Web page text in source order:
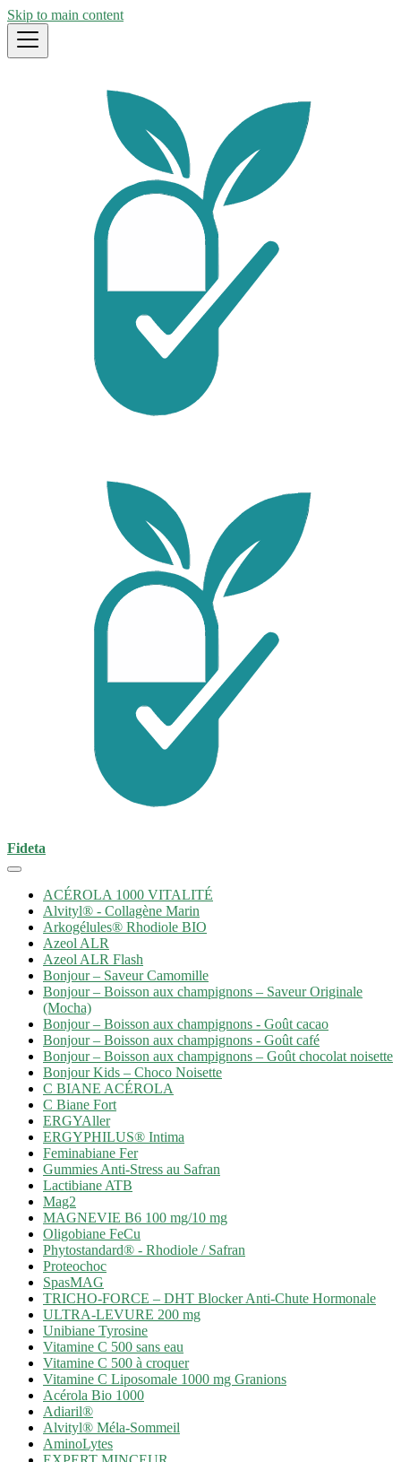
Skip to main content
Fideta
ACÉROLA 1000 VITALITÉ
Alvityl® - Collagène Marin
Arkogélules® Rhodiole BIO
Azeol ALR
Azeol ALR Flash
Bonjour – Saveur Camomille
Bonjour – Boisson aux champignons – Saveur Originale
(Mocha)
Bonjour – Boisson aux champignons - Goût cacao
Bonjour – Boisson aux champignons - Goût café
Bonjour – Boisson aux champignons – Goût chocolat noisette
Bonjour Kids – Choco Noisette
C BIANE ACÉROLA
C Biane Fort
ERGYAller
ERGYPHILUS® Intima
Feminabiane Fer
Gummies Anti-Stress au Safran
Lactibiane ATB
Mag2
MAGNEVIE B6 100 mg/10 mg
Oligobiane FeCu
Phytostandard® - Rhodiole / Safran
Proteochoc
SpasMAG
TRICHO-FORCE – DHT Blocker Anti-Chute Hormonale
ULTRA-LEVURE 200 mg
Unibiane Tyrosine
Vitamine C 500 sans eau
Vitamine C 500 à croquer
Vitamine C Liposomale 1000 mg Granions
Acérola Bio 1000
Adiaril®
Alvityl® Méla-Sommeil
AminoLytes